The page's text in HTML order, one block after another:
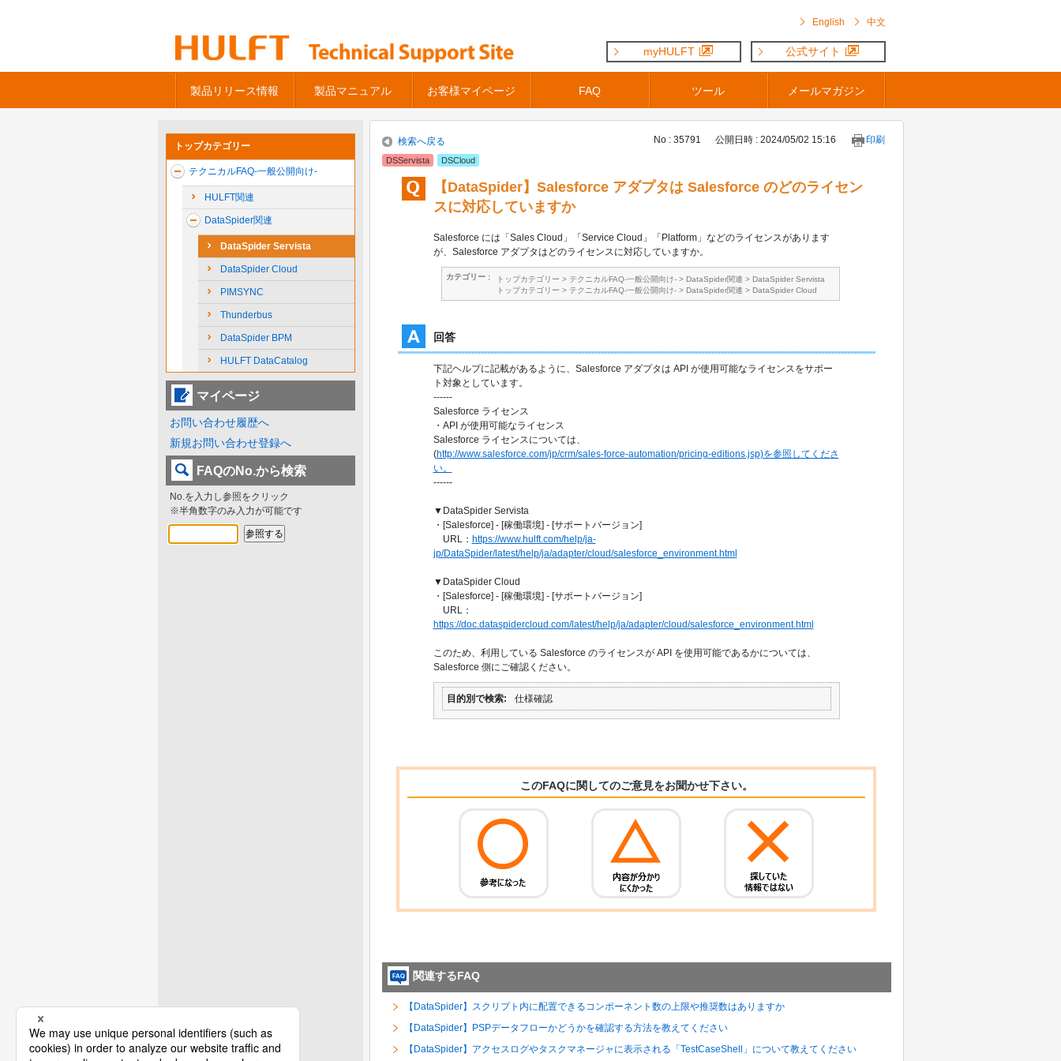
English 中文
製品リリース情報 製品マニュアル お客様マイページ FAQ ツール メールマガジン
myHULFT 公式サイト
トップカテゴリー
テクニカルFAQ-一般公開向け-
HULFT関連
DataSpider関連
DataSpider Servista
DataSpider Cloud
PIMSYNC
Thunderbus
DataSpider BPM
HULFT DataCatalog
マイページ
お問い合わせ履歴へ
新規お問い合わせ登録へ
FAQのNo.から検索
No.を入力し参照をクリック
※半角数字のみ入力が可能です
検索へ戻る No : 35791 公開日時 : 2024/05/02 15:16 印刷
DSServista DSCloud
【DataSpider】Salesforce アダプタは Salesforce のどのライセン
スに対応していますか
Salesforce には「Sales Cloud」「Service Cloud」「Platform」などのライセンスがあります
が、Salesforce アダプタはどのライセンスに対応していますか。
カテゴリー : トップカテゴリー > テクニカルFAQ-一般公開向け-> DataSpider関連 > DataSpider Servista
トップカテゴリー > テクニカルFAQ-一般公開向け-> DataSpider関連 > DataSpider Cloud
回答
下記ヘルプに記載があるように、Salesforce アダプタは API が使用可能なライセンスをサポー
ト対象としています。
------
Salesforce ライセンス
・API が使用可能なライセンス
Salesforce ライセンスについては、
(http://www.salesforce.com/jp/crm/sales-force-automation/pricing-editions.jsp)を参照してくださ
い。
------
▼DataSpider Servista
・[Salesforce] - [稼働環境] - [サポートバージョン]
URL： https://www.hulft.com/help/ja-
jp/DataSpider/latest/help/ja/adapter/cloud/salesforce_environment.html
▼DataSpider Cloud
・[Salesforce] - [稼働環境] - [サポートバージョン]
URL：
https://doc.dataspidercloud.com/latest/help/ja/adapter/cloud/salesforce_environment.html
このため、利用している Salesforce のライセンスが API を使用可能であるかについては、
Salesforce 側にご確認ください。
目的別で検索 仕様確認
このFAQに関してのご意見をお聞かせ下さい。
関連するFAQ
【DataSpider】スクリプト内に配置できるコンポーネント数の上限や推奨数はありますか
【DataSpider】PSPデータフローかどうかを確認する方法を教えてください
【DataSpider】アクセスログやタスクマネージャに表示される「TestCaseShell」について教えてください